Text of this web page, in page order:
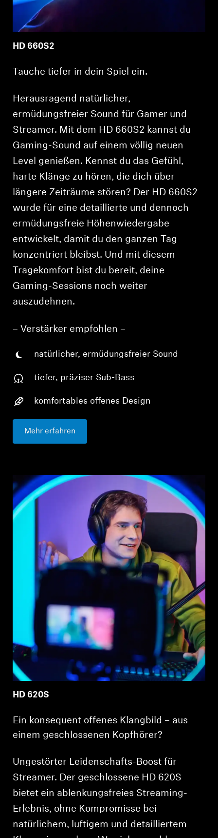
HD 660S2
Tauche tiefer in dein Spiel ein.
Herausragend natürlicher,
ermüdungsfreier Sound für Gamer und
Streamer. Mit dem HD 660S2 kannst du
Gaming-Sound auf einem völlig neuen
Level genießen. Kennst du das Gefühl,
harte Klänge zu hören, die dich über
längere Zeiträume stören? Der HD 660S2
wurde für eine detaillierte und dennoch
ermüdungsfreie Höhenwiedergabe
entwickelt, damit du den ganzen Tag
konzentriert bleibst. Und mit diesem
Tragekomfort bist du bereit, deine
Gaming-Sessions noch weiter
auszudehnen.
– Verstärker empfohlen –
natürlicher, ermüdungsfreier Sound
tiefer, präziser Sub-Bass
komfortables offenes Design
Mehr erfahren
HD 620S
Ein konsequent offenes Klangbild – aus
einem geschlossenen Kopfhörer?
Ungestörter Leidenschafts-Boost für
Streamer. Der geschlossene HD 620S
bietet ein ablenkungsfreies Streaming-
Erlebnis, ohne Kompromisse bei
natürlichem, luftigem und detailliertem